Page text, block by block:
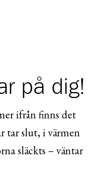
på dig!
ifrån finns det
tar slut, i värmen
släckts – väntar